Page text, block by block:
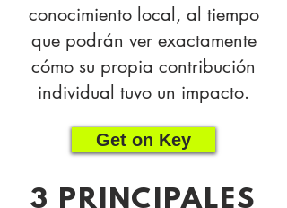
conocimiento local, al tiempo
que podrán ver exactamente
cómo su propia contribución
individual tuvo un impacto.
Get on Key
3 PRINCIPALES